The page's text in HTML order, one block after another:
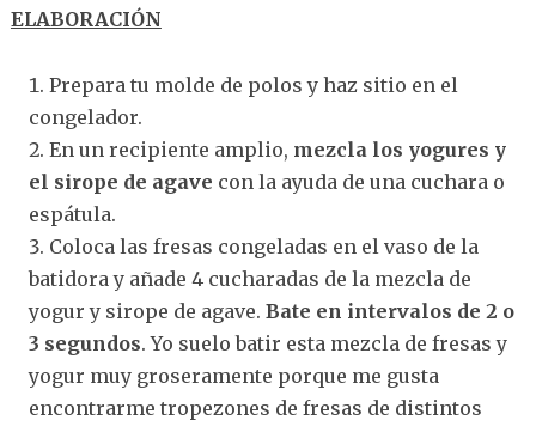
ELABORACIÓN
Prepara tu molde de polos y haz sitio en el
congelador.
En un recipiente amplio, mezcla los yogures y
el sirope de agave con la ayuda de una cuchara o
espátula.
Coloca las fresas congeladas en el vaso de la
batidora y añade 4 cucharadas de la mezcla de
yogur y sirope de agave. Bate en intervalos de 2 o
3 segundos. Yo suelo batir esta mezcla de fresas y
yogur muy groseramente porque me gusta
encontrarme tropezones de fresas de distintos